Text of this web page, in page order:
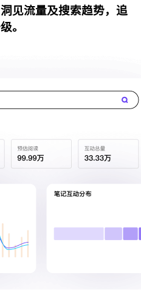
见流量及搜索趋势，追
。